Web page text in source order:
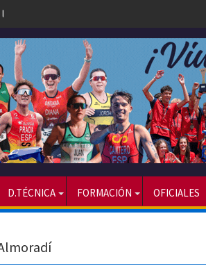
más numerosa hasta la fecha
D.TÉCNICA FORMACIÓN OFICIALES